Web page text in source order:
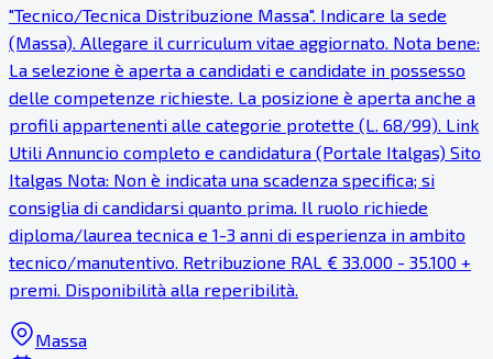
"Tecnico/Tecnica Distribuzione Massa". Indicare la sede
(Massa). Allegare il curriculum vitae aggiornato. Nota bene:
La selezione è aperta a candidati e candidate in possesso
delle competenze richieste. La posizione è aperta anche a
profili appartenenti alle categorie protette (L. 68/99). Link
Utili Annuncio completo e candidatura (Portale Italgas) Sito
Italgas Nota: Non è indicata una scadenza specifica; si
consiglia di candidarsi quanto prima. Il ruolo richiede
diploma/laurea tecnica e 1-3 anni di esperienza in ambito
tecnico/manutentivo. Retribuzione RAL € 33.000 - 35.100 +
premi. Disponibilità alla reperibilità.
Massa